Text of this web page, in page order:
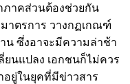
ภาคส่วนต้องช่วยกัน
มาตรการ วางกฏเกณฑ์
น ซึ่งอาจะมีความล่าช้า
นแปลง เอกชนก็ไม่ควร
อยู่ในยุคที่มีข่าวสาร